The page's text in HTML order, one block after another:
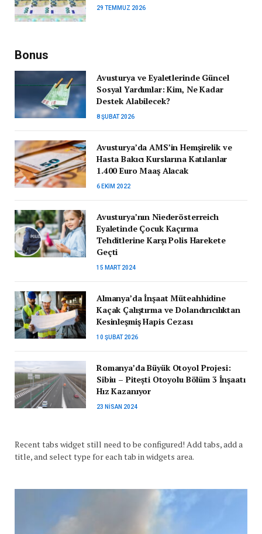
29 TEMMUZ 2026
Bonus
Avusturya ve Eyaletlerinde Güncel
Sosyal Yardımlar: Kim, Ne Kadar
Destek Alabilecek?
8 ŞUBAT 2026
Avusturya’da AMS’in Hemşirelik ve
Hasta Bakıcı Kurslarına Katılanlar
1.400 Euro Maaş Alacak
6 EKIM 2022
Avusturya’nın Niederösterreich
Eyaletinde Çocuk Kaçırma
Tehditlerine Karşı Polis Harekete
Geçti
15 MART 2024
Almanya’da İnşaat Müteahhidine
Kaçak Çalıştırma ve Dolandırıcılıktan
Kesinleşmiş Hapis Cezası
10 ŞUBAT 2026
Romanya’da Büyük Otoyol Projesi:
Sibiu – Pitești Otoyolu Bölüm 3 İnşaatı
Hız Kazanıyor
23 NISAN 2024
Recent tabs widget still need to be configured! Add tabs, add a
title, and select type for each tab in widgets area.